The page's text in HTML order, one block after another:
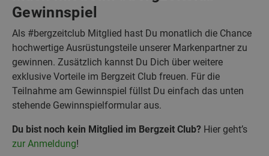
Gewinnspiel
Als #bergzeitclub Mitglied hast Du monatlich die Chance
hochwertige Ausrüstungsteile unserer Markenpartner zu
gewinnen. Zusätzlich kannst Du Dich über weitere
exklusive Vorteile im Bergzeit Club freuen. Für die
Teilnahme am Gewinnspiel füllst Du einfach das unten
stehende Gewinnspielformular aus.
Du bist noch kein Mitglied im Bergzeit Club? Hier geht’s
zur Anmeldung!